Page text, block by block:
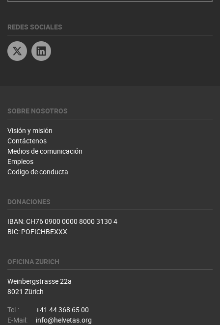
REDES SOCIALES
Twitter
SOBRE NOSOTROS
Visión y misión
Contáctenos
Medios de comunicación
Empleos
Codigo de conducta
DONACIONES
IBAN: CH76 0900 0000 8000 3130 4
BIC: POFICHBEXXX
OFICINA ZURICH
Weinbergstrasse 22a
8021 Zürich
Tel.:
+41 44 368 65 00
E-Mail:
info@helvetas.org